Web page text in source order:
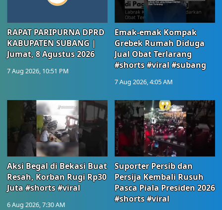
RAPAT PARIPURNA DPRD
KABUPATEN SUBANG |
Jumat, 8 Agustus 2026
7 Aug 2026, 10:51 PM
Emak-emak Kompak
Grebek Rumah Diduga
Jual Obat Terlarang
#shorts #viral #subang
7 Aug 2026, 4:05 AM
Aksi Begal di Bekasi Buat
Resah, Korban Rugi Rp30
Juta #shorts #viral
6 Aug 2026, 7:30 AM
Suporter Persib dan
Persija Kembali Rusuh
Pasca Piala Presiden 2026
#shorts #viral